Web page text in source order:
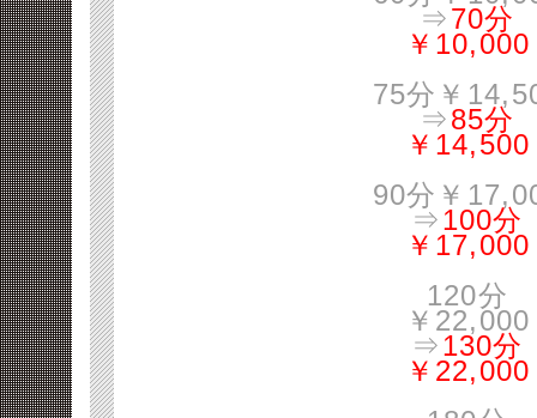
⇒70分
￥10,000
75分￥
⇒85分
￥14,500
90分￥
⇒100分
￥17,000
120分
￥22,000
⇒130分
￥22,000